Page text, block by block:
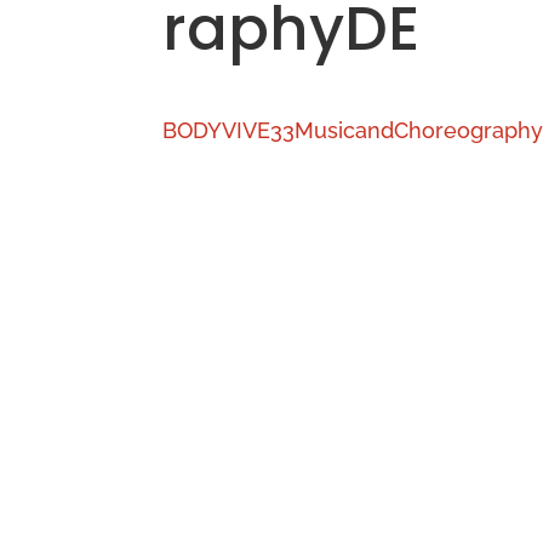
raphyDE